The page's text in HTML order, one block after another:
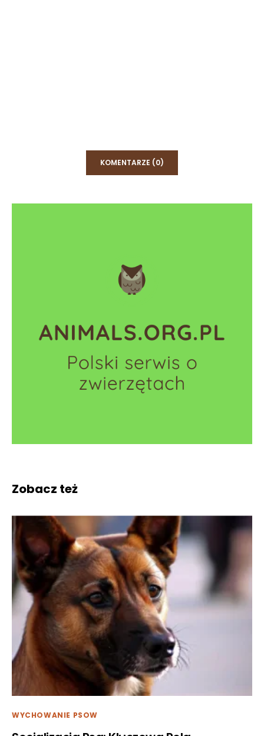
KOMENTARZE (0)
Zobacz też
WYCHOWANIE PSOW